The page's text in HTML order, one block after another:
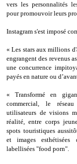
vers les personnalités
pour promouvoir leurs
Instagram s'est imposé
« Les stars aux millions
engrangent des revenus
une concurrence
payés en nature ou
« Transformé en
commercial, le
utilisateurs de visions
réalité, entre corps
spots touristiques
et images esthétisées
labellisées "food porn".